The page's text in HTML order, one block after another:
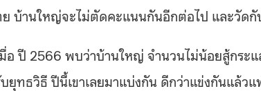
บ้านใหญ่จะไม่ตัดคะแนนกันอีกต่อไป และวัดกั
อ ปี 2566 พบว่าบ้านใหญ่ จำนวนไม่น้อยสู้กระแ
ยุทธวิธี ปีนี้เขาเลยมาแบ่งกัน ดีกว่าแข่งกันแล้ว